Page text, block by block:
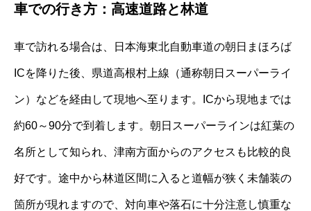
車での行き方：高速道路と林道
車で訪れる場合は、日本海東北自動車道の朝日まほろば
ICを降りた後、県道高根村上線（通称朝日スーパーライ
ン）などを経由して現地へ至ります。ICから現地までは
約60～90分で到着します。朝日スーパーラインは紅葉の
名所として知られ、津南方面からのアクセスも比較的良
好です。途中から林道区間に入ると道幅が狭く未舗装の
箇所が現れますので、対向車や落石に十分注意し慎重な